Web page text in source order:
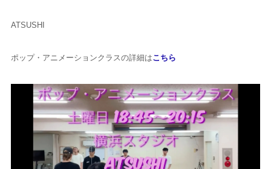
ATSUSHI
ポップ・アニメーションクラスの詳細はこちら